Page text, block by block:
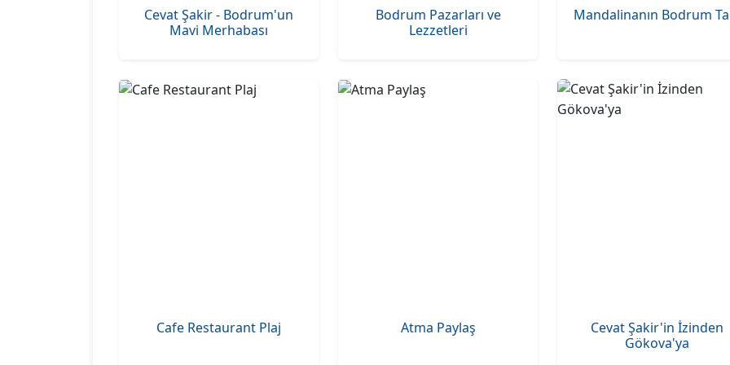
Cevat Şakir - Bodrum'un
Mavi Merhabası
Bodrum Pazarları ve
Lezzetleri
Mandalinanın Bodrum
Cafe Restaurant Plaj Atma Paylaş
Cevat Şakir'in İzinden
Gökova'ya